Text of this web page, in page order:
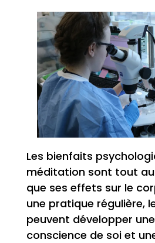
Les bienfaits
méditation sont tout
que ses effets sur le
une pratique régulière,
peuvent développer
conscience de soi et